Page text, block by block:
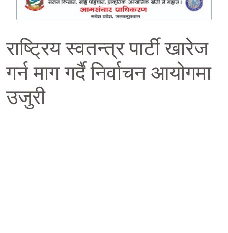
राष्ट्रिय स्वतन्त्र पार्टी खारेज
गर्न माग गर्दै निर्वाचन आयोगमा
उजुरी